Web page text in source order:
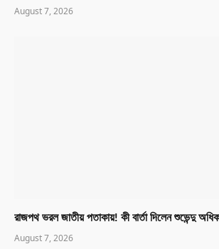
August 7, 2026
রাজপথ ভরল জাতীয় পতাকায়! কী বার্তা দিলেন শুভেন্দু
August 7, 2026